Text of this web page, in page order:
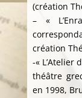
(création
– «
création
-« L’Atelier
théâtre
en 1998,